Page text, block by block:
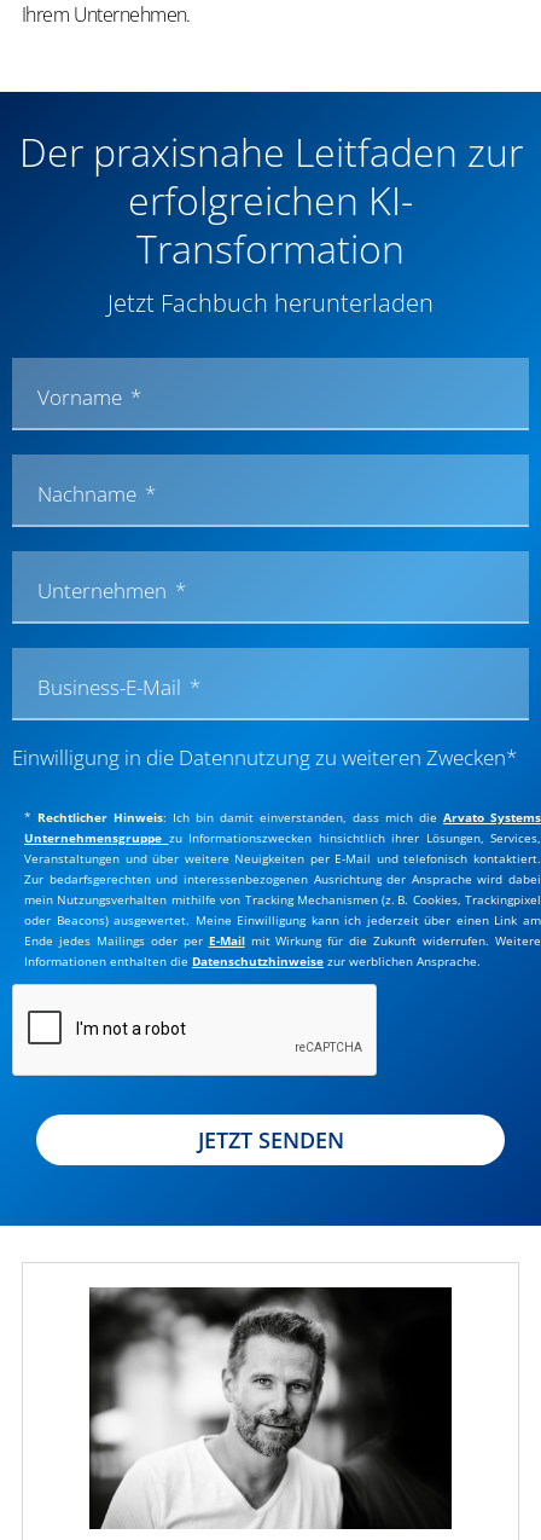
Ihrem Unternehmen.
Der praxisnahe Leitfaden zur
erfolgreichen KI-
Transformation
Jetzt Fachbuch herunterladen
Vorname
Nachname
Unternehmen
Business-E-Mail
Einwilligung in die Datennutzung zu weiteren Zwecken*
* Rechtlicher Hinweis: Ich bin damit einverstanden, dass mich die Arvato Systems
Unternehmensgruppe zu Informationszwecken hinsichtlich ihrer Lösungen, Services,
Veranstaltungen und über weitere Neuigkeiten per E-Mail und telefonisch kontaktiert.
Zur bedarfsgerechten und interessenbezogenen Ausrichtung der Ansprache wird dabei
mein Nutzungsverhalten mithilfe von Tracking Mechanismen (z. B. Cookies, Trackingpixel
oder Beacons) ausgewertet. Meine Einwilligung kann ich jederzeit über einen Link am
Ende jedes Mailings oder per E-Mailmit Wirkung für die Zukunft widerrufen. Weitere
Informationen enthalten die Datenschutzhinweise zur werblichen Ansprache.
JETZT SENDEN